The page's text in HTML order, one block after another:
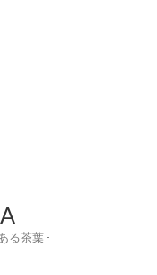
る茶葉 -